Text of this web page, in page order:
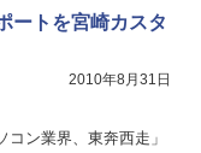
ートを宮崎カスタ
2010年8月31日
コン業界、東奔西走」